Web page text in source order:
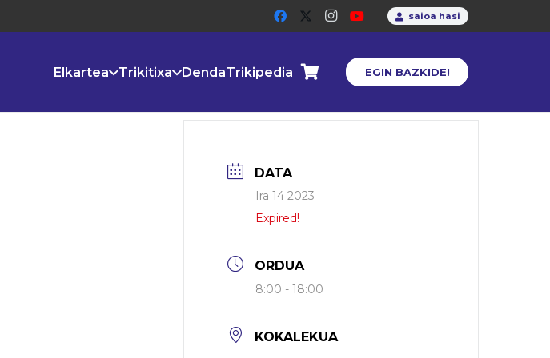
saioa hasi
Elkartea Trikitixa DendaTrikipedia EGIN BAZKIDE!
DATA
Ira 14 2023
Expired!
ORDUA
8:00 - 18:00
KOKALEKUA